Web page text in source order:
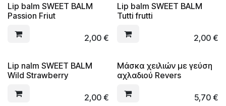
Lip balm SWEET BALM
Passion Friut
2,00€
Lip balm SWEET BALM
Tutti frutti
2,00€
Lip nalm SWEET BALM
Wild Strawberry
2,00€
Μάσκα χειλιών με γεύση
αχλαδιού Revers
5,70€